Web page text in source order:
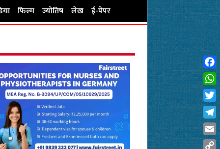
फिल्म ज्योतिष लेख ई-पेपर